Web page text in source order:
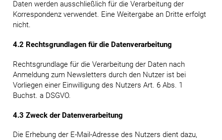
Daten werden ausschließlich für die Verarbeitung der
Korrespondenz verwendet. Eine Weitergabe an Dritte erfolgt
nicht.
4.2 Rechtsgrundlagen für die Datenverarbeitung
Rechtsgrundlage für die Verarbeitung der Daten nach
Anmeldung zum Newsletters durch den Nutzer ist bei
Vorliegen einer Einwilligung des Nutzers Art. 6 Abs. 1
Buchst. a DSGVO.
4.3 Zweck der Datenverarbeitung
Die Erhebung der E-Mail-Adresse des Nutzers dient dazu,